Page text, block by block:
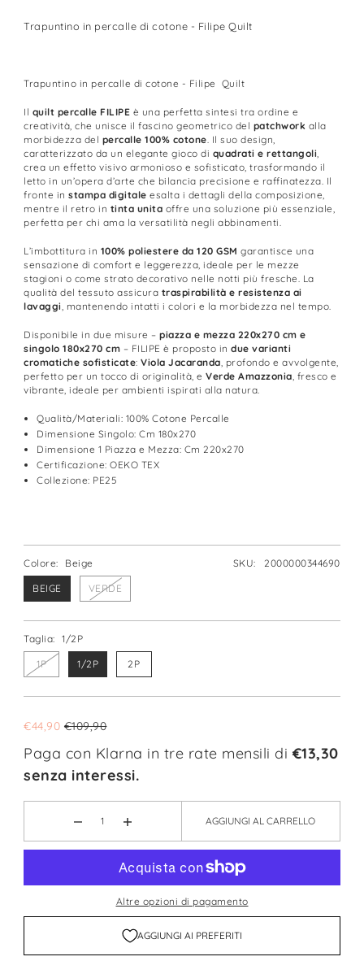
Trapuntino in percalle di cotone - Filipe Quilt
Trapuntino in percalle di cotone - Filipe Quilt
Il quilt percalle FILIPE è una perfetta sintesi tra ordine e
creatività, che unisce il fascino geometrico del patchwork alla
morbidezza del percalle 100% cotone . Il suo design,
caratterizzato da un elegante gioco di quadrati e rettangoli
crea un effetto visivo armonioso e sofisticato, trasformando il
letto in un’opera d’arte che bilancia precisione e raffinatezza. Il
fronte in stampa digitale esalta i dettagli della composizione,
mentre il retro in tinta unita offre una soluzione più essenziale,
perfetta per chi ama la versatilità negli abbinamenti.
L’imbottitura in 100% poliestere da 120 GSM garantisce una
sensazione di comfort e leggerezza, ideale per le mezze
stagioni o come strato decorativo nelle notti più fresche. La
qualità del tessuto assicura traspirabilità e resistenza ai
lavaggi , mantenendo intatti i colori e la morbidezza nel tempo.
Disponibile in due misure – piazza e mezza 220x270 cm e
singolo 180x270 cm – FILIPE è proposto in due varianti
cromatiche sofisticate: Viola Jacaranda , profondo e avvolgente,
perfetto per un tocco di originalità, e Verde Amazzonia , fresco e
vibrante, ideale per ambienti ispirati alla natura.
Qualità/Materiali: 100% Cotone Percalle
Dimensione Singolo: Cm 180x270
Dimensione 1 Piazza e Mezza: Cm 220x270
Certificazione: OEKO TEX
Collezione: PE25
SKU: 2000000344690
Colore: Beige
BEIGE VERDE
Taglia: 1/2P
1P 1/2P 2P
€44,90 €109,90
Paga con Klarna in tre rate mensili di €13,30
senza interessi.
AGGIUNGI AL CARRELLO
Altre opzioni di pagamento
AGGIUNGI AI PREFERITI